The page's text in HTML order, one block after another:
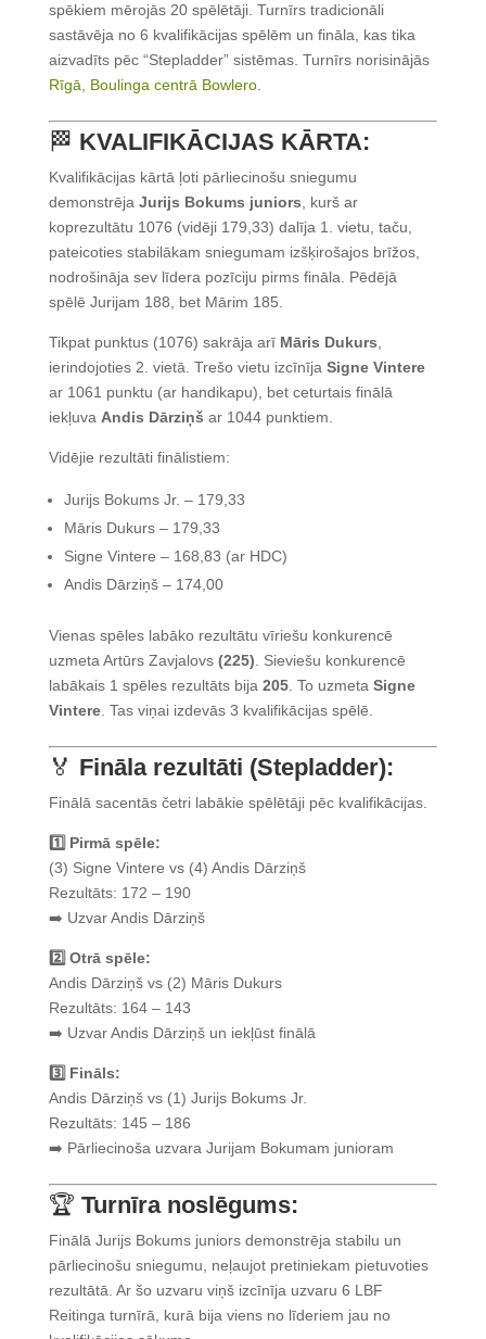
spēkiem mērojās 20 spēlētāji. Turnīrs tradicionāli
sastāvēja no 6 kvalifikācijas spēlēm un fināla, kas tika
aizvadīts pēc “Stepladder” sistēmas. Turnīrs norisinājās
Rīgā, Boulinga centrā Bowlero.
🏁 KVALIFIKĀCIJAS KĀRTA:
Kvalifikācijas kārtā ļoti pārliecinošu sniegumu
demonstrēja Jurijs Bokums juniors , kurš ar
koprezultātu 1076 (vidēji 179,33) dalīja 1. vietu, taču,
pateicoties stabilākam sniegumam izšķirošajos brīžos,
nodrošināja sev līdera pozīciju pirms fināla. Pēdējā
spēlē Jurijam 188, bet Mārim 185.
Tikpat punktus (1076) sakrāja arī Māris Dukurs
ierindojoties 2. vietā. Trešo vietu izcīnīja Signe Vintere
ar 1061 punktu (ar handikapu), bet ceturtais finālā
iekļuva Andis Dārziņš ar 1044 punktiem.
Vidējie rezultāti finālistiem:
Jurijs Bokums Jr. – 179,33
Māris Dukurs – 179,33
Signe Vintere – 168,83 (ar HDC)
Andis Dārziņš – 174,00
Vienas spēles labāko rezultātu vīriešu konkurencē
uzmeta Artūrs Zavjalovs(225) . Sieviešu konkurencē
labākais 1 spēles rezultāts bija 205. To uzmeta Signe
Vintere. Tas viņai izdevās 3 kvalifikācijas spēlē.
🏅 Fināla rezultāti (Stepladder):
Finālā sacentās četri labākie spēlētāji pēc kvalifikācijas.
1️⃣ Pirmā spēle:
(3) Signe Vintere vs (4) Andis Dārziņš
Rezultāts: 172 – 190
➡️ Uzvar Andis Dārziņš
2️⃣ Otrā spēle:
Andis Dārziņš vs (2) Māris Dukurs
Rezultāts: 164 – 143
➡️ Uzvar Andis Dārziņš un iekļūst finālā
3️⃣ Fināls:
Andis Dārziņš vs (1) Jurijs Bokums Jr.
Rezultāts: 145 – 186
➡️ Pārliecinoša uzvara Jurijam Bokumam junioram
🏆 Turnīra noslēgums:
Finālā Jurijs Bokums juniors demonstrēja stabilu un
pārliecinošu sniegumu, neļaujot pretiniekam pietuvoties
rezultātā. Ar šo uzvaru viņš izcīnīja uzvaru 6 LBF
Reitinga turnīrā, kurā bija viens no līderiem jau no